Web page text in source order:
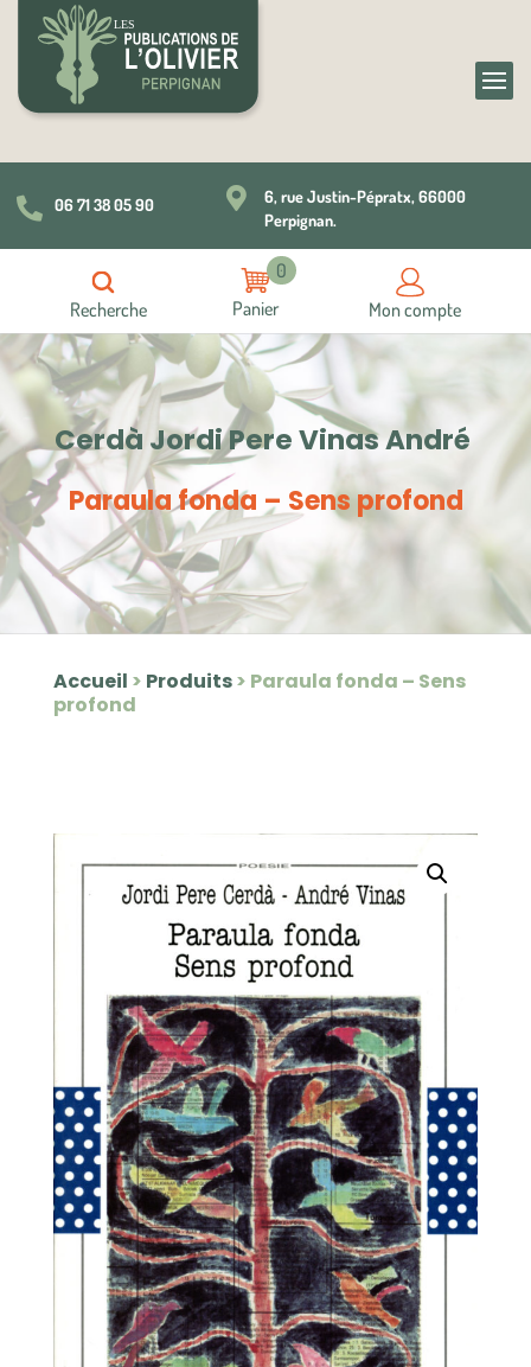
 06 71 38 05 90 
6, rue Justin-Pépratx, 66000
Perpignan.
Recherche
0
Mon compte
Cerdà Jordi Pere Vinas André
Paraula fonda – Sens profond
Accueil > Produits> Paraula fonda – Sens
profond